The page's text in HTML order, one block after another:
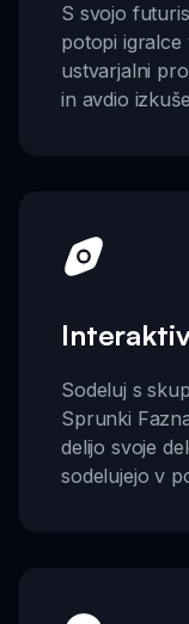
S svojo
potopi igralce
ustvarjalni
in avdio
Sodeluj s
Sprunki
delijo svoje
sodelujejo v